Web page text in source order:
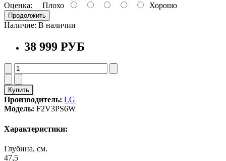
Оценка: Плохо Хорошо
Продолжить
Наличие: В наличии
38 999 РУБ
Купить
Производитель: LG
Модель: F2V3PS6W
Характеристики:
Глубина, см.
47,5